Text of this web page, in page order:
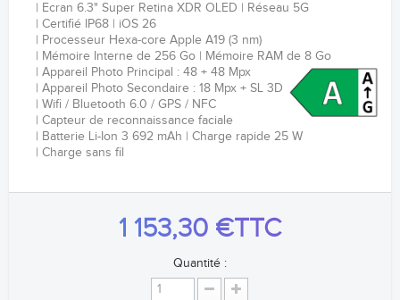
Ecran 6.3" Super Retina XDR OLED
Réseau 5G
Certifié IP68
iOS 26
Processeur Hexa-core Apple A19 (3 nm)
Mémoire Interne de 256 Go
Mémoire RAM de 8 Go
Appareil Photo Principal : 48 + 48 Mpx
Appareil Photo Secondaire : 18 Mpx + SL 3D
Wifi / Bluetooth 6.0 / GPS / NFC
Capteur de reconnaissance faciale
Batterie Li-Ion 3 692 mAh
Charge rapide 25 W
Charge sans fil
1 153,30 €TTC
Quantité :